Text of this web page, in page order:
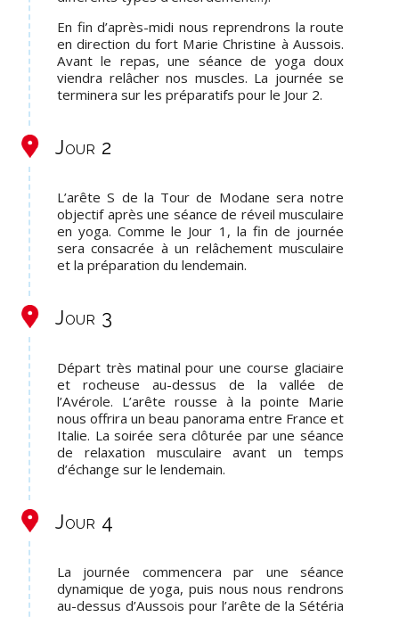
En fin d’après-midi nous reprendrons la route
en direction du fort Marie Christine à Aussois.
Avant le repas, une séance de yoga doux
viendra relâcher nos muscles. La journée se
terminera sur les préparatifs pour le Jour 2.
Jour 2
L’arête S de la Tour de Modane sera notre
objectif après une séance de réveil musculaire
en yoga. Comme le Jour 1, la fin de journée
sera consacrée à un relâchement musculaire
et la préparation du lendemain.
Jour 3
Départ très matinal pour une course glaciaire
et rocheuse au-dessus de la vallée de
l’Avérole. L’arête rousse à la pointe Marie
nous offrira un beau panorama entre France et
Italie. La soirée sera clôturée par une séance
de relaxation musculaire avant un temps
d’échange sur le lendemain.
Jour 4
La journée commencera par une séance
dynamique de yoga, puis nous nous rendrons
au-dessus d’Aussois pour l’arête de la Sétéria